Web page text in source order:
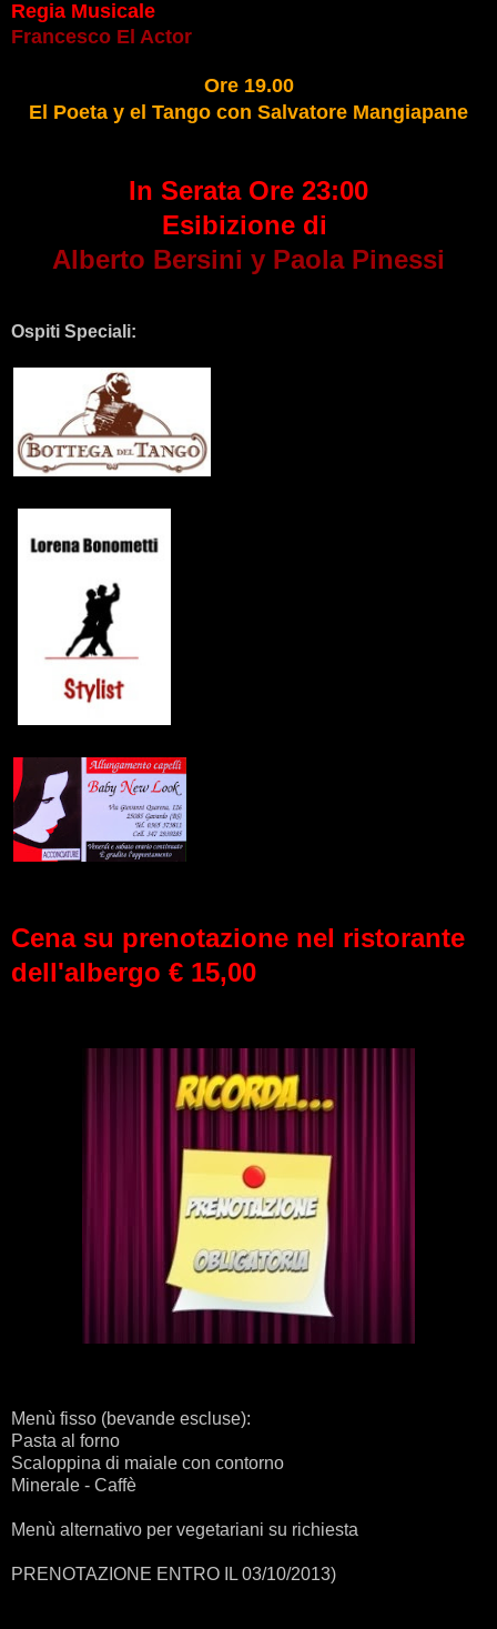
Regia Musicale
Francesco El Actor
Ore 19.00
El Poeta y el Tango con Salvatore Mangiapane
In Serata Ore 23:00
Esibizione di
Alberto Bersini y Paola Pinessi
Ospiti Speciali:
Cena su prenotazione nel ristorante
dell'albergo € 15,00
Menù fisso (bevande escluse):
Pasta al forno
Scaloppina di maiale con contorno
Minerale - Caffè
Menù alternativo per vegetariani su richiesta
PRENOTAZIONE ENTRO IL 03/10/2013)